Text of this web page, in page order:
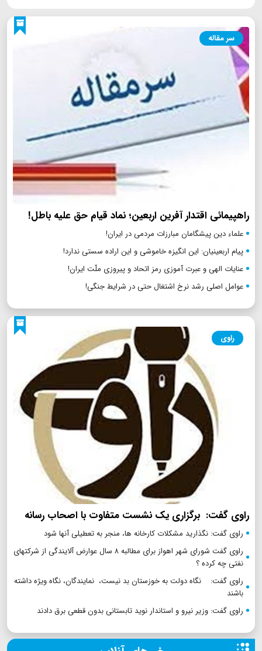
سر مقاله
راهپیمائی اقتدار آفرین اربعین؛ نماد قیام حق علیه باطل!
علماء دین پیشگامان مبارزات مردمی در ایران!
پیام اربعینیان: این انگیزه خاموشی و این اراده سستی ندارد!
عنایات الهی و عبرت آموزی رمز اتحاد و پیروزی ملّت ایران!
عوامل اصلی رشد نرخ اشتغال حتی در شرایط جنگی!
راوی
راوی گفت: برگزاری یک نشست متفاوت با اصحاب رسانه
راوی گفت: نگذارید مشکلات کارخانه ها، منجر به تعطیلی آنها شود
راوی گفت شورای شهر اهواز برای مطالبه ۸ سال عوارض آلایندگی از شرکتهای
نفتی چه کرده ؟
راوی گفت: نگاه دولت به خوزستان بد نیست، نمایندگان، نگاه ویژه داشته
باشند
راوی گفت: وزیر نیرو و استاندار نوید تابستانی بدون قطعی برق دادند